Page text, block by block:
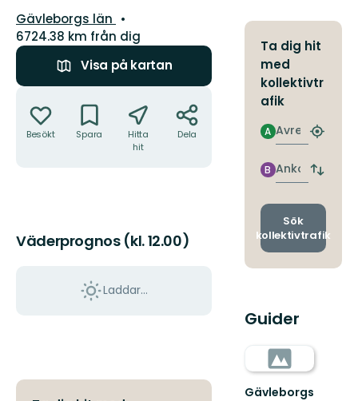
Län:
Gävleborgs län
6724.38 km från dig
Visa på kartan
Besökt Spara
Hitta
hit
Dela
Väderprognos (kl. 12.00)
Laddar...
Ta dig hit
med
kollektivtr
afik
Avresa
A
Hitta
Ankomst
B
Byt
och
Sök
kollektivtrafik
Guider
Gävleborgs